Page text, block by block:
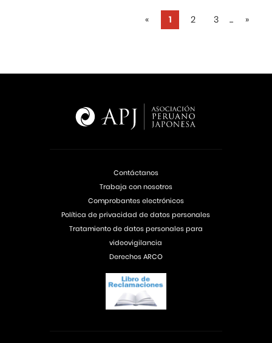
« 1 2 3 ... »
Contáctanos
Trabaja con nosotros
Comprobantes electrónicos
Política de privacidad de datos personales
Tratamiento de datos personales para
videovigilancia
Derechos ARCO